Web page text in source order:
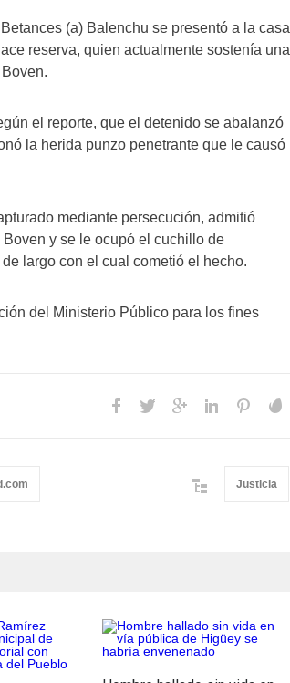
(a) Balenchu se presentó a la casa
reserva, quien actualmente sostenía una
el reporte, que el detenido se abalanzó
la herida punzo penetrante que le causó
mediante persecución, admitió
y se le ocupó el cuchillo de
largo con el cual cometió el hecho.
del Ministerio Público para los fines
Justicia